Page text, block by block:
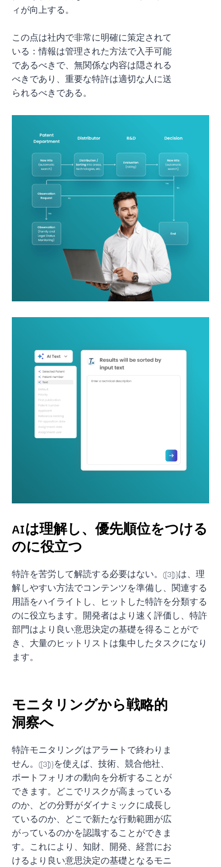
ィが向上する。
この点は社内で非常に明確に策定されて
いる：情報は管理された方法で入手可能
であるべきで、無関係な内容は隠される
べきであり、重要な特許は適切な人に送
られるべきである。
AIは理解し、優先順位をつける
のに役立つ
特許を苦労して解読する必要はない。([3])}は、理
解しやすい方法でコンテンツを準備し、関連する
用語をハイライトし、ヒットした特許を分類する
のに役立ちます。開発者はより速く評価し、特許
部門はより良い意思決定の基礎を得ることがで
き、大量のヒットリストは集中したタスクになり
ます。
モニタリングから戦略的
洞察へ
特許モニタリングはアラートで終わりま
せん。([3])}を使えば、技術、競合他社、
ポートフォリオの動向を分析することが
できます。どこでリスクが高まっている
のか、どの分野がダイナミックに成長し
ているのか、どこで新たな行動範囲が広
がっているのかを認識することができま
す。これにより、知財、開発、経営にお
けるより良い意思決定の基礎となるモニ